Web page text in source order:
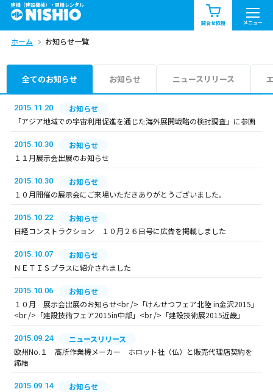
建機（建設機械）・重機レンタル
問合せ依頼 メニュー
商品一覧 お知らせ一覧
問合せ依頼リスト
エリア情報を見る
ホーム お知らせ一覧
全てのお知らせ お知らせ ニュースリリース
2015.11.20
お知らせ
「アジア地域での宇宙利用促進を通じた海外展開戦略の検討調査」に参画
2015.10.30
お知らせ
１１月展示会出展のお知らせ
2015.10.30
お知らせ
１０月開催の展示会にご来場いただきありがとうございました。
2015.10.22
お知らせ
日経コンストラクション １０月２６日号に広告を掲載しました
2015.10.07
お知らせ
ＮＥＴＩＳプラスに紹介されました
2015.10.06
お知らせ
１０月 展示会出展のお知らせ<br />「けんせつフェア北陸 in金沢2015」
<br />「建設技術フェア2015in中部」<br />「建設技術展2015近畿」
2015.09.24
ニュースリリース
欧州No.１ 高所作業機メーカー ホロット社（仏）と販売代理店契約を
締結
2015.09.14
お知らせ